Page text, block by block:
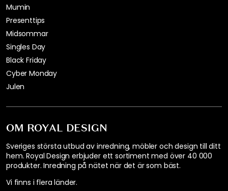
OM ROYAL DESIGN
Sveriges största utbud av inredning, möbler och design till ditt
hem. Royal Design erbjuder ett sortiment med över 40 000
produkter. Inredning på nätet när det är som bäst.
Vi finns i flera länder.
Mumin
Presenttips
Midsommar
Singles Day
Black Friday
Cyber Monday
Julen